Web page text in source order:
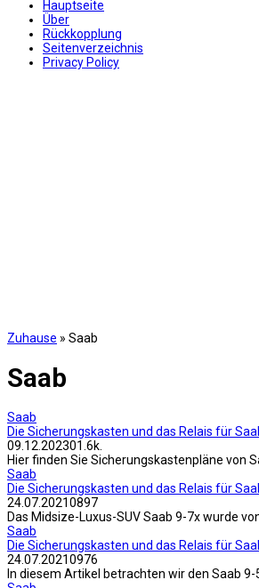
Hauptseite
Über
Rückkopplung
Seitenverzeichnis
Privacy Policy
Zuhause » Saab
Saab
Saab
Die Sicherungskasten und das Relais für
09.12.202301.6k.
Hier finden Sie Sicherungskastenpläne von
Saab
Die Sicherungskasten und das Relais für
24.07.20210897
Das Midsize-Luxus-SUV Saab 9-7x wurde
Saab
Die Sicherungskasten und das Relais für
24.07.20210976
In diesem Artikel betrachten wir den Saab